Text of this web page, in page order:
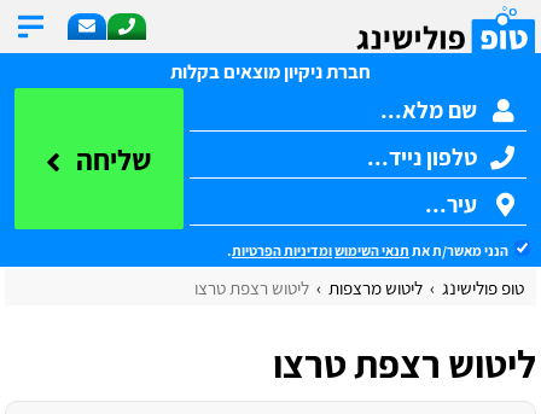
חברת ניקיון מוצאים בקלות
שליחה
הנני מאשר/ת את תנאי השימושומדיניות הפרטיות.
טופ פולישינג ליטוש מרצפות ליטוש רצפת טרצו
ליטוש רצפת טרצו